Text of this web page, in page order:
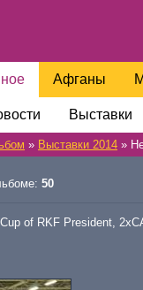
Выставки
Афганы
» Выставки 2014 »
50
of RKF President,